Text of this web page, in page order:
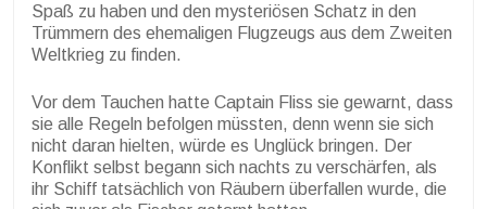
Spaß zu haben und den mysteriösen Schatz in den
Trümmern des ehemaligen Flugzeugs aus dem Zweiten
Weltkrieg zu finden.
Vor dem Tauchen hatte Captain Fliss sie gewarnt, dass
sie alle Regeln befolgen müssten, denn wenn sie sich
nicht daran hielten, würde es Unglück bringen. Der
Konflikt selbst begann sich nachts zu verschärfen, als
ihr Schiff tatsächlich von Räubern überfallen wurde, die